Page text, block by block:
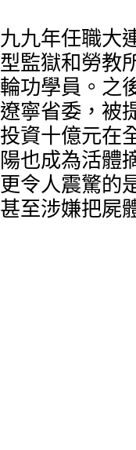
九九年任職大
型監獄和勞教
輪功學員。之
遼寧省委，被
投資十億元在
陽也成為活體
更令人震驚的
甚至涉嫌把屍